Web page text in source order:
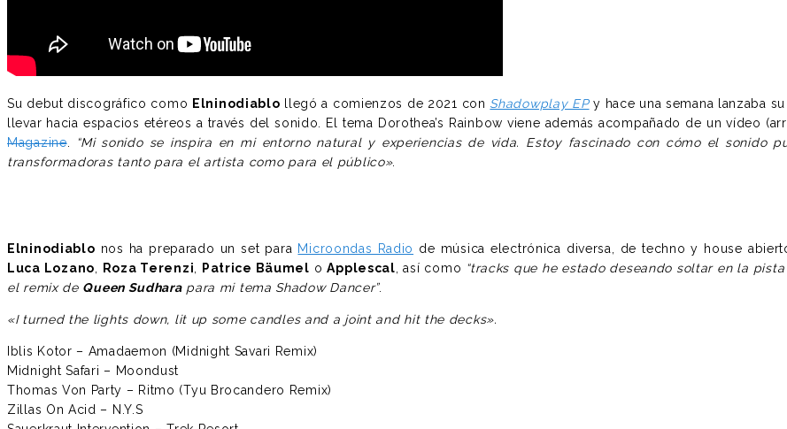
Su debut discográfico como Elninodiablo llegó a comienzos de 2021 con Shadowplay EPy hace una semana lanzaba
llevar hacia espacios etéreos a través del sonido. El tema Dorothea’s Rainbow viene además acompañado de un vídeo
Magazine.
“Mi sonido se inspira en mi entorno natural y experiencias de vida. Estoy fascinado con cómo el sonido
transformadoras tanto para el artista como para el público».
Elninodiablo nos ha preparado un set para Microondas Radio de música electrónica diversa, de techno y house
Luca Lozano
Roza Terenzi Patrice Bäumel oApplescal , así como “tracks que he estado deseando soltar en la pista
el remix de Queen Sudharapara mi tema Shadow Dancer”.
«I turned the lights down, lit up some candles and a joint and hit the decks».
Iblis Kotor – Amadaemon (Midnight Savari Remix)
Midnight Safari – Moondust
Thomas Von Party – Ritmo (Tyu Brocandero Remix)
Zillas On Acid – N.Y.S